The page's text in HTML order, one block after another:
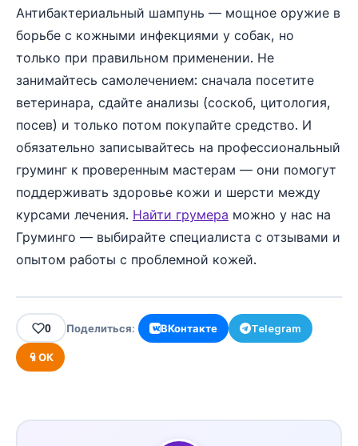
Антибактериальный шампунь — мощное оружие в
борьбе с кожными инфекциями у собак, но
только при правильном применении. Не
занимайтесь самолечением: сначала посетите
ветеринара, сдайте анализы (соскоб, цитология,
посев) и только потом покупайте средство. И
обязательно записывайтесь на профессиональный
груминг к проверенным мастерам — они помогут
поддерживать здоровье кожи и шерсти между
курсами лечения. Найти грумера можно у нас на
Груминго — выбирайте специалиста с отзывами и
опытом работы с проблемной кожей.
0 Поделиться: ВКонтакте Telegram
ОК